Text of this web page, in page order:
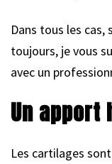
Dans tous les
toujours, je vous
avec un
Un
Les cartilages